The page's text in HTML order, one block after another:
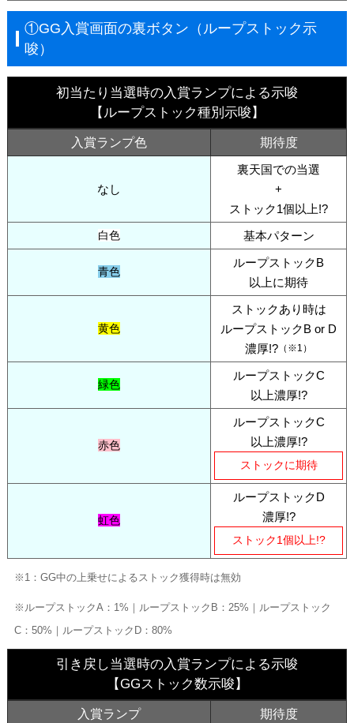
①GG入賞画面の裏ボタン（ループストック示
唆）
初当たり当選時の入賞ランプによる示唆
【ループストック種別示唆】
入賞ランプ色 期待度
なし
裏天国での当選
+
ストック1個以上!?
白色 基本パターン
青色
ループストックB
以上に期待
黄色
ストックあり時は
ループストックB or D
濃厚!? （※1）
緑色
ループストックC
以上濃厚!?
赤色
ループストックC
以上濃厚!?
ストックに期待
虹色
ループストックD
濃厚!?
ストック1個以上!?
※1：GG中の上乗せによるストック獲得時は無効
※ループストックA：1%｜ループストックB：25%｜ループストック
C：50%｜ループストックD：80%
引き戻し当選時の入賞ランプによる示唆
【GGストック数示唆】
入賞ランプ 期待度